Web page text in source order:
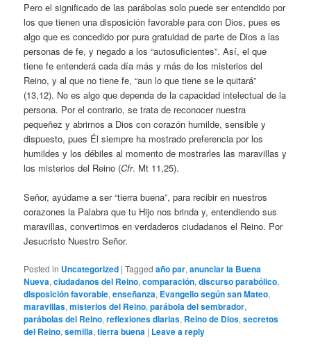
Pero el significado de las parábolas solo puede ser entendido por
los que tienen una disposición favorable para con Dios, pues es
algo que es concedido por pura gratuidad de parte de Dios a las
personas de fe, y negado a los “autosuficientes”. Así, el que
tiene fe entenderá cada día más y más de los misterios del
Reino, y al que no tiene fe, “aun lo que tiene se le quitará”
(13,12). No es algo que dependa de la capacidad intelectual de la
persona. Por el contrario, se trata de reconocer nuestra
pequeñez y abrirnos a Dios con corazón humilde, sensible y
dispuesto, pues Él siempre ha mostrado preferencia por los
humildes y los débiles al momento de mostrarles las maravillas y
los misterios del Reino (Cfr. Mt 11,25).
Señor, ayúdame a ser “tierra buena”, para recibir en nuestros
corazones la Palabra que tu Hijo nos brinda y, entendiendo sus
maravillas, convertirnos en verdaderos ciudadanos el Reino. Por
Jesucristo Nuestro Señor.
Posted in Uncategorized |Tagged año par,anunciar la Buena
Nueva,ciudadanos del Reino,comparación,discurso parabólico,
disposición favorable,enseñanza, Evangelio según san Mateo,
maravillas,misterios del Reino,parábola del sembrador,
parábolas del Reino,reflexiones diarias, Reino de Dios,secretos
del Reino,semilla,tierra buena | Leave a reply